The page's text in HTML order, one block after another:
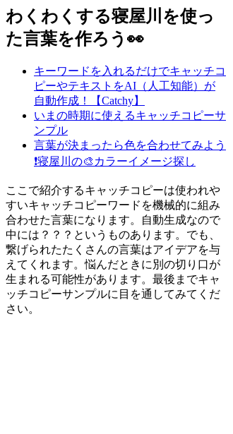
わくわくする寝屋川を使っ
た言葉を作ろう👀
キーワードを入れるだけでキャッチコ
ピーやテキストをAI（人工知能）が
自動作成！【Catchy】
いまの時期に使えるキャッチコピーサ
ンプル
言葉が決まったら色を合わせてみよう
❗寝屋川の🎨カラーイメージ探し
ここで紹介するキャッチコピーは使われや
すいキャッチコピーワードを機械的に組み
合わせた言葉になります。自動生成なので
中には？？？というものあります。でも、
繋げられたたくさんの言葉はアイデアを与
えてくれます。悩んだときに別の切り口が
生まれる可能性があります。最後までキャ
ッチコピーサンプルに目を通してみてくだ
さい。